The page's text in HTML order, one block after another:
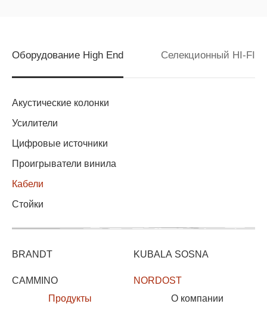
Оборудование High End Селекционный HI-FI
Акустические колонки
Усилители
Цифровые источники
Проигрыватели винила
Кабели
Стойки
BRANDT
CAMMINO
KUBALA SOSNA
NORDOST
Продукты
О компании